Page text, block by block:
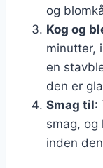
og
Kog og
minutter,
en
den er
Smag til:
smag, og
inden